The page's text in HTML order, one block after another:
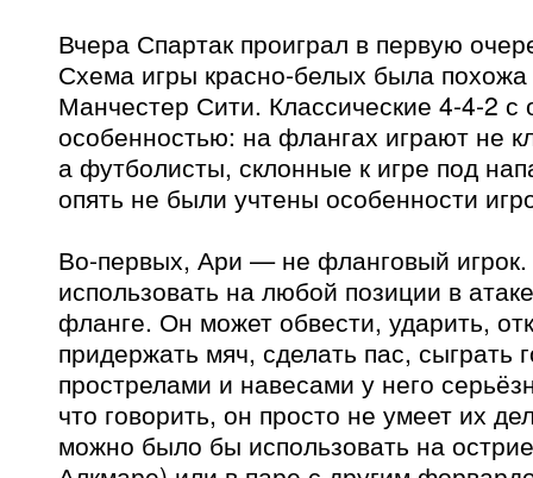
Вчера Спартак проиграл в первую
Схема игры красно-белых была похожа
Манчестер Сити. Классические 4-4-2 с
особенностью: на флангах играют не
а футболисты, склонные к игре под
опять не были учтены особенности
Во-первых, Ари — не фланговый
использовать на любой позиции в
фланге. Он может обвести, ударить,
придержать мяч, сделать пас, сыграть
прострелами и навесами у него
что говорить, он просто не умеет их
можно было бы использовать на